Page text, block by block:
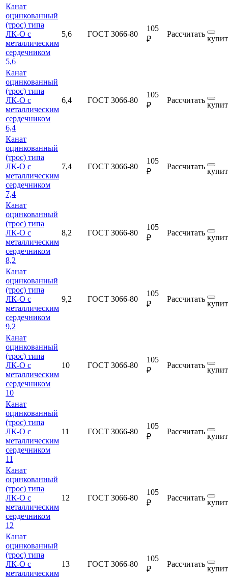
Канат
оцинкованный
(трос) типа
ЛК-О с
металлическим
сердечником
5,6
5,6 ГОСТ 3066-80
105
₽
Рассчитать
Канат
оцинкованный
(трос) типа
ЛК-О с
металлическим
сердечником
6,4
6,4 ГОСТ 3066-80
105
₽
Рассчитать
Канат
оцинкованный
(трос) типа
ЛК-О с
металлическим
сердечником
7,4
7,4 ГОСТ 3066-80
105
₽
Рассчитать
Канат
оцинкованный
(трос) типа
ЛК-О с
металлическим
сердечником
8,2
8,2 ГОСТ 3066-80
105
₽
Рассчитать
Канат
оцинкованный
(трос) типа
ЛК-О с
металлическим
сердечником
9,2
9,2 ГОСТ 3066-80
105
₽
Рассчитать
Канат
оцинкованный
(трос) типа
ЛК-О с
металлическим
сердечником
10
10 ГОСТ 3066-80
105
₽
Рассчитать
Канат
оцинкованный
(трос) типа
ЛК-О с
металлическим
сердечником
11
11 ГОСТ 3066-80
105
₽
Рассчитать
Канат
оцинкованный
(трос) типа
ЛК-О с
металлическим
сердечником
12
12 ГОСТ 3066-80
105
₽
Рассчитать
Канат
оцинкованный
(трос) типа
ЛК-О с
металлическим
13 ГОСТ 3066-80
105
₽
Рассчитать